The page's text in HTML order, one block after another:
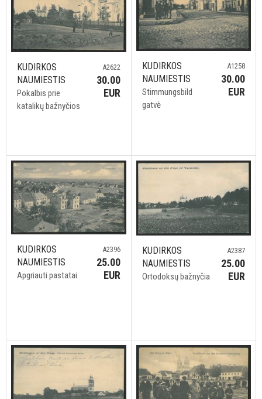
KUDIRKOS
NAUMIESTIS
Pokalbis prie
katalikų bažnyčios
A2622
30.00
EUR
KUDIRKOS
NAUMIESTIS
Stimmungsbild
gatvė
A1258
30.00
EUR
KUDIRKOS
NAUMIESTIS
Apgriauti pastatai
A2396
25.00
EUR
KUDIRKOS
NAUMIESTIS
Ortodoksų bažnyčia
A2387
25.00
EUR